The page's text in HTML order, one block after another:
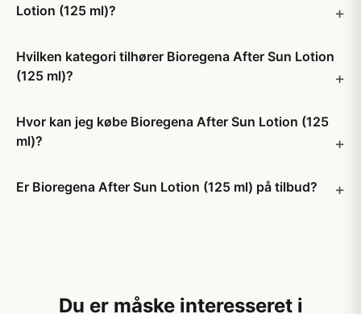
Lotion (125 ml)?
Hvilken kategori tilhører Bioregena After Sun Lotion
(125 ml)?
Hvor kan jeg købe Bioregena After Sun Lotion (125
ml)?
Er Bioregena After Sun Lotion (125 ml) på tilbud?
Du er måske interesseret i